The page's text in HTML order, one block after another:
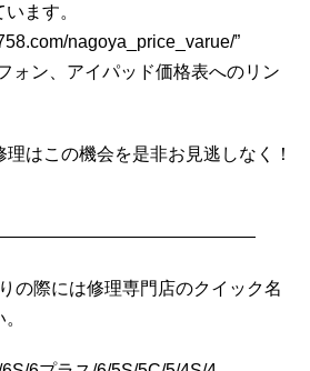
ます。
nagoya_price_varue/”
ォン、アイパッド価格表へのリン
はこの機会を是非お見逃しなく！
の際には修理専門店のクイック名